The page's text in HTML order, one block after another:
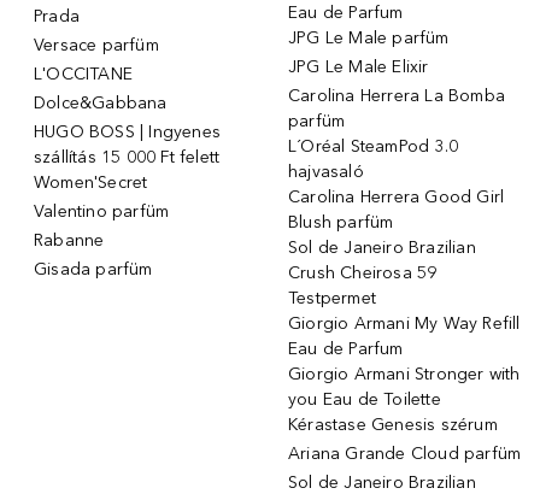
Prada
Versace parfüm
L'OCCITANE
Dolce&Gabbana
HUGO BOSS | Ingyenes
szállítás 15 000 Ft felett
Women'Secret
Valentino parfüm
Rabanne
Gisada parfüm
Eau de Parfum
JPG Le Male parfüm
JPG Le Male Elixir
Carolina Herrera La Bomba
parfüm
L´Oréal SteamPod 3.0
hajvasaló
Carolina Herrera Good Girl
Blush parfüm
Sol de Janeiro Brazilian
Crush Cheirosa 59
Testpermet
Giorgio Armani My Way Refill
Eau de Parfum
Giorgio Armani Stronger with
you Eau de Toilette
Kérastase Genesis szérum
Ariana Grande Cloud parfüm
Sol de Janeiro Brazilian